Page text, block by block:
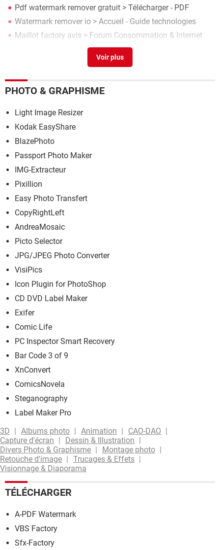
Pdf watermark remover gratuit > Télécharger - PDF
Watermark remover io > Accueil - Guide technologies
Maillot factory avis > Forum Consommation & Internet
> Télécharger - Photo & Graphisme
PHOTO & GRAPHISME
Light Image Resizer
Kodak EasyShare
BlazePhoto
Passport Photo Maker
IMG-Extracteur
Pixillion
Easy Photo Transfert
CopyRightLeft
AndreaMosaic
Picto Selector
JPG/JPEG Photo Converter
VisiPics
Icon Plugin for PhotoShop
CD DVD Label Maker
Exifer
Comic Life
PC Inspector Smart Recovery
Bar Code 3 of 9
XnConvert
ComicsNovela
Steganography
Label Maker Pro
3D
Albums photo Animation
CAO-DAO
Capture d'écran
Dessin & Illustration
Divers Photo & Graphisme
Montage photo
Retouche d'image
Trucages & Effets
Visionnage & Diaporama
TÉLÉCHARGER
A-PDF Watermark
VBS Factory
Sfx-Factory